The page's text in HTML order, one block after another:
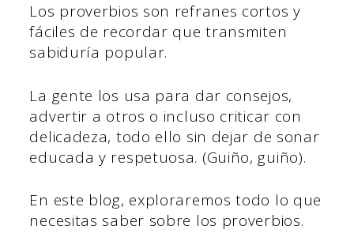
Los proverbios son refranes cortos y
fáciles de recordar que transmiten
sabiduría popular.
La gente los usa para dar consejos,
advertir a otros o incluso criticar con
delicadeza, todo ello sin dejar de sonar
educada y respetuosa. (Guiño, guiño).
En este blog, exploraremos todo lo que
necesitas saber sobre los proverbios.